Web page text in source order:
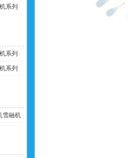
系列
系列
系列
雪融机